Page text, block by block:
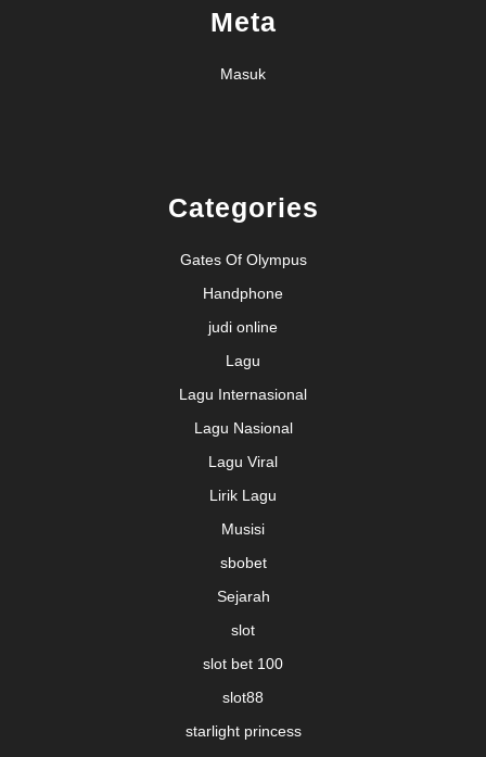
Meta
Masuk
Categories
Gates Of Olympus
Handphone
judi online
Lagu
Lagu Internasional
Lagu Nasional
Lagu Viral
Lirik Lagu
Musisi
sbobet
Sejarah
slot
slot bet 100
slot88
starlight princess